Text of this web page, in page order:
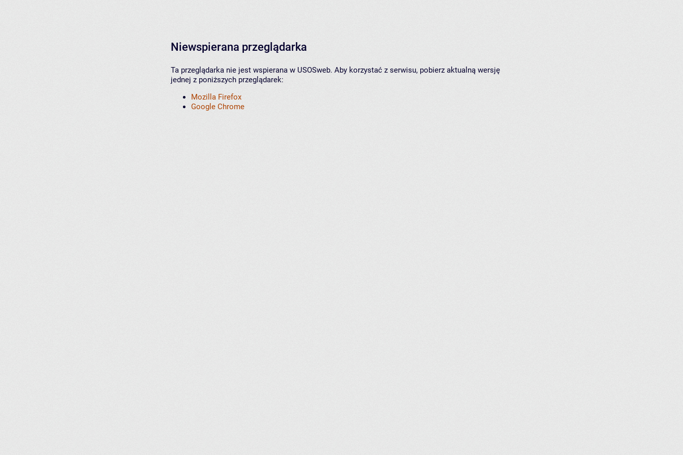
Niewspierana przeglądarka
Ta przeglądarka nie jest wspierana w USOSweb. Aby korzystać z serwisu, pobierz aktualną wersję
jednej z poniższych przeglądarek:
Mozilla Firefox
Google Chrome